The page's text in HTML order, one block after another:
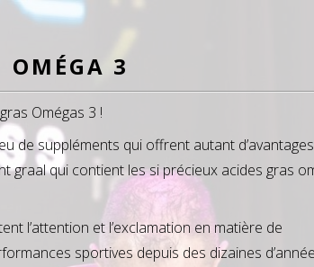
OMÉGA 3
Omégas 3 !
de suppléments qui offrent autant
graal qui contient les si précieux acides gras
l’attention et l’exclamation en matière de
sportives depuis des dizaines